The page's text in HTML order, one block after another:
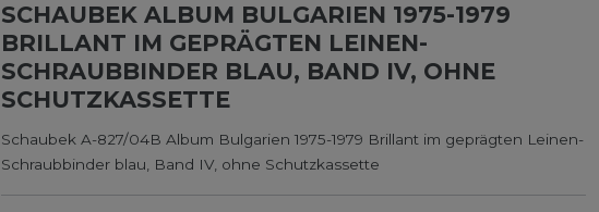
SCHAUBEK ALBUM BULGARIEN 1975-1979
BRILLANT IM GEPRÄGTEN LEINEN-
SCHRAUBBINDER BLAU, BAND IV, OHNE
SCHUTZKASSETTE
Schaubek A-827/04B Album Bulgarien 1975-1979 Brillant im geprägten Leinen-
Schraubbinder blau, Band IV, ohne Schutzkassette